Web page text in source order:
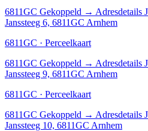
6811GC Gekoppeld → Adresdetails
Janssteeg 6, 6811GC Arnhem
6811GC · Perceelkaart
6811GC Gekoppeld → Adresdetails
Janssteeg 9, 6811GC Arnhem
6811GC · Perceelkaart
6811GC Gekoppeld → Adresdetails
Janssteeg 10, 6811GC Arnhem